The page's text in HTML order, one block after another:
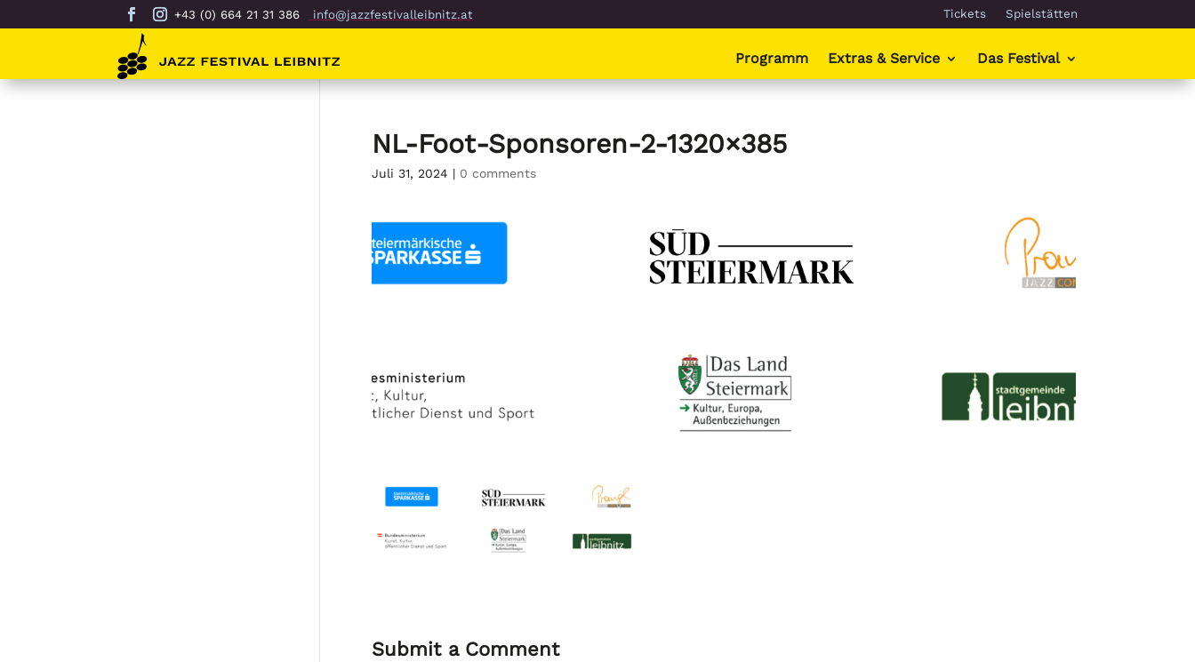
+43 (0) 664 21 31 386 info@jazzfestivalleibnitz.at Tickets Spielstätten
Programm Extras & Service Das Festival
NL-Foot-Sponsoren-2-1320×385
Juli 31, 2024 | 0 comments
Submit a Comment